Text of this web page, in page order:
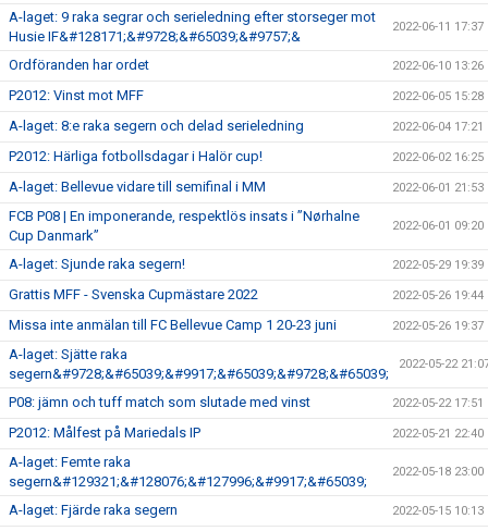
A-laget: 9 raka segrar och serieledning efter storseger mot
Husie IF&#128171;&#9728;&#65039;&#9757;&
2022-06-11 17:37
Ordföranden har ordet 2022-06-10 13:26
P2012: Vinst mot MFF 2022-06-05 15:28
A-laget: 8:e raka segern och delad serieledning 2022-06-04 17:21
P2012: Härliga fotbollsdagar i Halör cup! 2022-06-02 16:25
A-laget: Bellevue vidare till semifinal i MM 2022-06-01 21:53
FCB P08 | En imponerande, respektlös insats i ”Nørhalne
Cup Danmark”
2022-06-01 09:20
A-laget: Sjunde raka segern! 2022-05-29 19:39
Grattis MFF - Svenska Cupmästare 2022 2022-05-26 19:44
Missa inte anmälan till FC Bellevue Camp 1 20-23 juni 2022-05-26 19:37
A-laget: Sjätte raka
segern&#9728;&#65039;&#9917;&#65039;&#9728;&#65039;
2022-05-22
P08: jämn och tuff match som slutade med vinst 2022-05-22 17:51
P2012: Målfest på Mariedals IP 2022-05-21 22:40
A-laget: Femte raka
segern&#129321;&#128076;&#127996;&#9917;&#65039;
2022-05-18 23:00
A-laget: Fjärde raka segern 2022-05-15 10:13